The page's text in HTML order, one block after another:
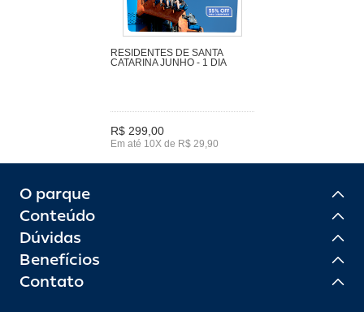
RESIDENTES DE SANTA
CATARINA JUNHO - 1 DIA
R$ 299,00
Em até 10X de R$ 29,90
O parque
Conteúdo
Dúvidas
Benefícios
Contato